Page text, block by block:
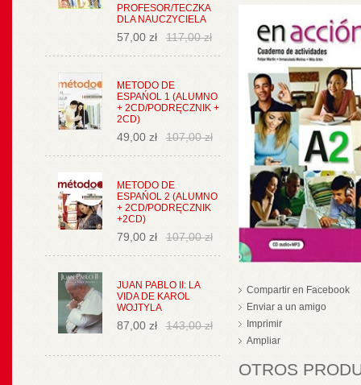
PROFESOR/TECZKA
DLA NAUCZYCIELA
57,00 zł 117,00 zł
METODO DE
ESPAŃOL 1 (ALUMNO
+ 2CD/PODRĘCZNIK +
2CD)
49,00 zł 107,00 zł
METODO DE
ESPAŃOL 2 (ALUMNO
+ 2CD/PODRĘCZNIK
+2CD)
79,00 zł 107,00 zł
JUAN PABLO II: LA
VIDA DE KAROL
WOJTYLA
87,00 zł 143,00 zł
Compartir en Facebook
Enviar a un amigo
Imprimir
Ampliar
OTROS